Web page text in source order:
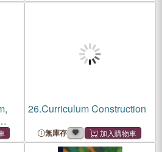
26.Curriculum Construction
無庫存